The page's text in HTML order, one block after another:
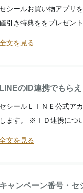
セシールお買い物アプリ
値引き特典ををプレゼン
全文を見る
LINEのID連携でもら
セシールＬＩＮＥ公式ア
します。 ※ＩＤ連携につ
全文を見る
キャンペーン番号・セ